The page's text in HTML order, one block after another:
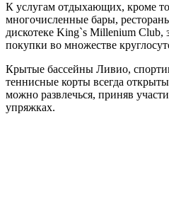
К услугам отдыхающих, кроме
многочисленные бары,
дискотеке King`s Millenium Club,
покупки во множестве
Крытые бассейны Ливио,
теннисные корты всегда
можно развлечься, приняв
упряжках.